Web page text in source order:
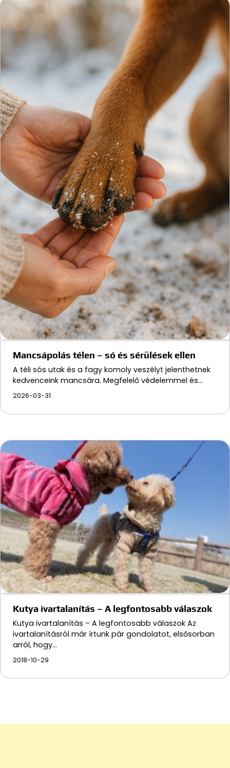
Mancsápolás télen – só és sérülések ellen
A téli sós utak és a fagy komoly veszélyt jelenthetnek
kedvenceink mancsára. Megfelelő védelemmel és…
2026-03-31
Kutya ivartalanítás – A legfontosabb válaszok
Kutya ivartalanítás – A legfontosabb válaszok Az
ivartalanításról már írtunk pár gondolatot, elsősorban
arról, hogy…
2018-10-29